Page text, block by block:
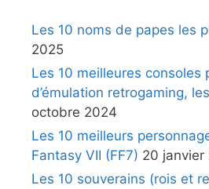
Les 10 noms de papes les
2025
Les 10 meilleures consoles
d’émulation retrogaming,
octobre 2024
Les 10 meilleurs
Fantasy VII (FF7) 20 janvier
Les 10 souverains (rois et